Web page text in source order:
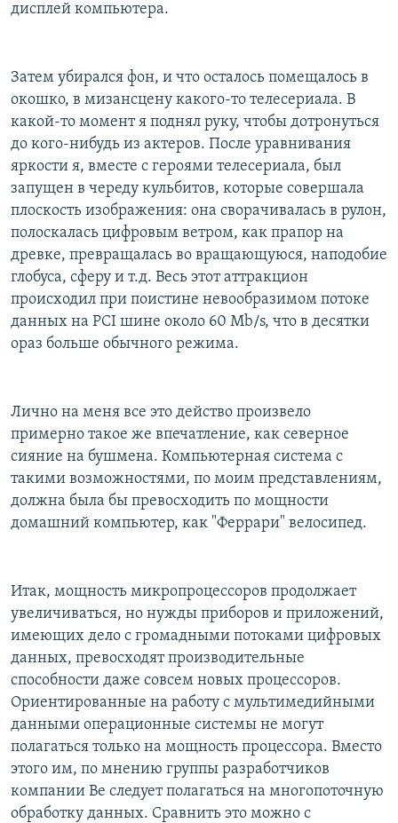
дисплей компьютера.
Затем убирался фон, и что осталось помещалось в
окошко, в мизансцену какого-то телесериала. В
какой-то момент я поднял руку, чтобы дотронуться
до кого-нибудь из актеров. После уравнивания
яркости я, вместе с героями телесериала, был
запущен в череду кульбитов, которые совершала
плоскость изображения: она сворачивалась в рулон,
полоскалась цифровым ветром, как прапор на
древке, превращалась во вращающуюся, наподобие
глобуса, сферу и т.д. Весь этот аттракцион
происходил при поистине невообразимом потоке
данных на PCI шине около 60 Mb/s, что в десятки
ораз больше обычного режима.
Лично на меня все это действо произвело
примерно такое же впечатление, как северное
сияние на бушмена. Компьютерная система с
такими возможностями, по моим представлениям,
должна была бы превосходить по мощности
домашний компьютер, как "Феррари" велосипед.
Итак, мощность микропроцессоров продолжает
увеличиваться, но нужды приборов и приложений,
имеющих дело с громадными потоками цифровых
данных, превосходят производительные
способности даже совсем новых процессоров.
Ориентированные на работу с мультимедийными
данными операционные системы не могут
полагаться только на мощность процессора. Вместо
этого им, по мнению группы разработчиков
компании Be следует полагаться на многопоточную
обработку данных. Сравнить это можно с